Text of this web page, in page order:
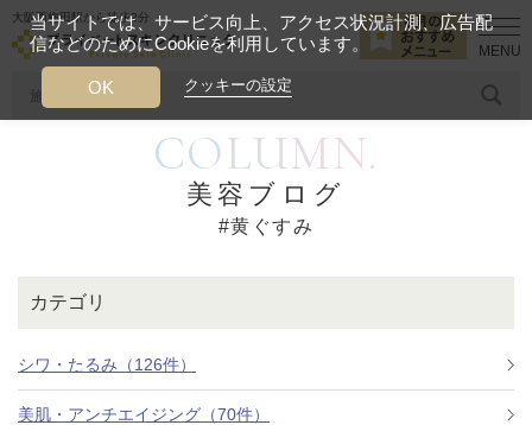
大阪西梅田駅から徒歩2分
糸リフト ヒアルロン酸
今月のおすすめメニュー
黄ぐすみ
COLUMN.
美容ブログ
#黄ぐすみ
カテゴリ
シワ・たるみ（126件）
美肌・アンチエイジング（70件）
当サイトでは、サービス向上、アクセス状況計測、広告配
信などのためにCookieを利用しています。
クッキーの設定
OK